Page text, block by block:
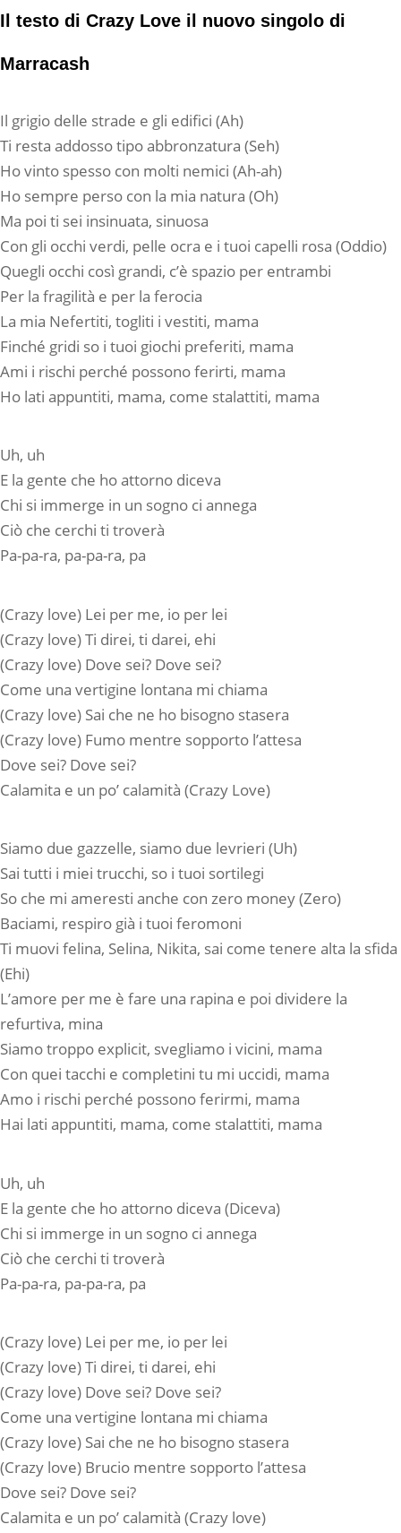
Il testo di Crazy Love il nuovo singolo di
Marracash
Il grigio delle strade e gli edifici (Ah)
Ti resta addosso tipo abbronzatura (Seh)
Ho vinto spesso con molti nemici (Ah-ah)
Ho sempre perso con la mia natura (Oh)
Ma poi ti sei insinuata, sinuosa
Con gli occhi verdi, pelle ocra e i tuoi capelli rosa (Oddio)
Quegli occhi così grandi, c’è spazio per entrambi
Per la fragilità e per la ferocia
La mia Nefertiti, togliti i vestiti, mama
Finché gridi so i tuoi giochi preferiti, mama
Ami i rischi perché possono ferirti, mama
Ho lati appuntiti, mama, come stalattiti, mama
Uh, uh
E la gente che ho attorno diceva
Chi si immerge in un sogno ci annega
Ciò che cerchi ti trovеrà
Pa-pa-ra, pa-pa-ra, pa
(Crazy love) Lei per mе, io per lei
(Crazy love) Ti direi, ti darei, ehi
(Crazy love) Dove sei? Dove sei?
Come una vertigine lontana mi chiama
(Crazy love) Sai che ne ho bisogno stasera
(Crazy love) Fumo mentre sopporto l’attesa
Dove sei? Dove sei?
Calamita e un po’ calamità (Crazy Love)
Siamo due gazzelle, siamo due levrieri (Uh)
Sai tutti i miei trucchi, so i tuoi sortilegi
So che mi ameresti anche con zero money (Zero)
Baciami, respiro già i tuoi feromoni
Ti muovi felina, Selina, Nikita, sai come tenere alta la sfida
(Ehi)
L’amore per me è fare una rapina e poi dividere la
refurtiva, mina
Siamo troppo explicit, svegliamo i vicini, mama
Con quei tacchi e completini tu mi uccidi, mama
Amo i rischi perché possono ferirmi, mama
Hai lati appuntiti, mama, come stalattiti, mama
Uh, uh
E la gente che ho attorno diceva (Diceva)
Chi si immerge in un sogno ci annega
Ciò che cerchi ti troverà
Pa-pa-ra, pa-pa-ra, pa
(Crazy love) Lei per me, io per lei
(Crazy love) Ti direi, ti darei, ehi
(Crazy love) Dove sei? Dove sei?
Come una vertigine lontana mi chiama
(Crazy love) Sai che ne ho bisogno stasera
(Crazy love) Brucio mentre sopporto l’attesa
Dove sei? Dove sei?
Calamita e un po’ calamità (Crazy love)